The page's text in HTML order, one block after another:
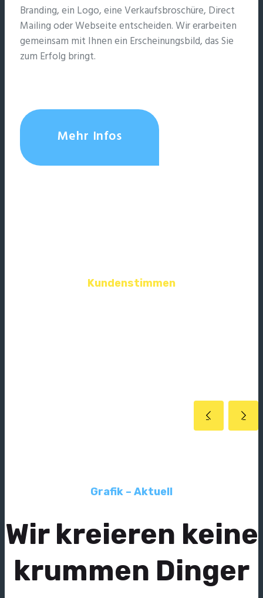
Branding, ein Logo, eine Verkaufsbroschüre, Direct
Mailing oder Webseite entscheiden. Wir erarbeiten
gemeinsam mit Ihnen ein Erscheinungsbild, das Sie
zum Erfolg bringt.
Mehr Infos
Kundenstimmen
Grafik – Aktuell
Wir kreieren keine
krummen Dinger